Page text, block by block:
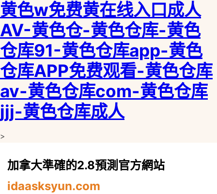
黄色w免费黄在线入口成人
AV-黄色仓-黄色仓库-黄色
仓库91-黄色仓库app-黄色
仓库APP免费观看-黄色仓库
av-黄色仓库com-黄色仓库
jjj-黄色仓库成人
>
加拿大準確的2.8預測官方網站
idaasksyun.com